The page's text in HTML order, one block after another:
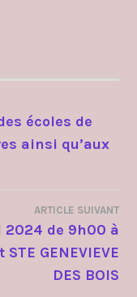
écoles de
ainsi qu’aux
ARTICLE SUIVANT
2024 de 9h00 à
GENEVIEVE
DES BOIS